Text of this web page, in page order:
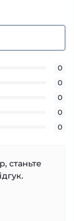
0
0
0
0
0
станьте